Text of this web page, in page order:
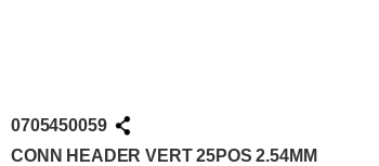
0705450059
CONN HEADER VERT 25POS 2.54MM